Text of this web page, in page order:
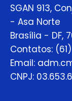
SGAN 913,
- Asa Norte
Brasília - DF,
Contatos:
Email:
CNPJ: